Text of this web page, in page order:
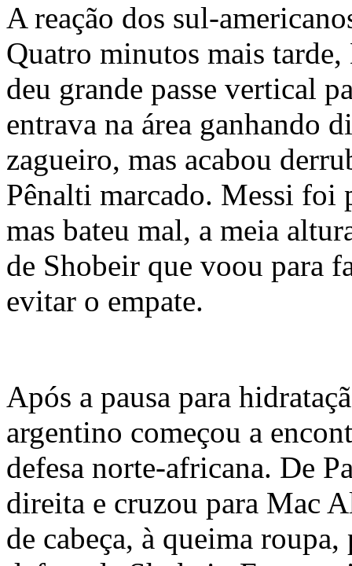
A reação dos sul-
Quatro minutos mais tarde,
deu grande passe vertical
entrava na área ganhando
zagueiro, mas acabou
Pênalti marcado. Messi foi
mas bateu mal, a meia
de Shobeir que voou para
evitar o empate.
Após a pausa para
argentino começou a
defesa norte-africana. De
direita e cruzou para Mac
de cabeça, à queima roupa,